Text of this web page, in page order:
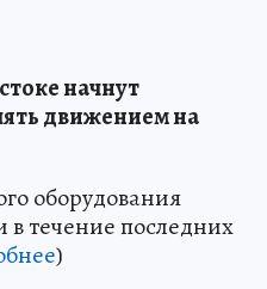
начнут
движением на
оборудования
в течение последних
)